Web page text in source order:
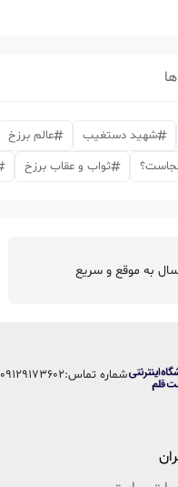
شهید دستغیب عالم برزخ
ثواب و عقاب برزخ
به موقع و سریع
شماره تماس:09129173602